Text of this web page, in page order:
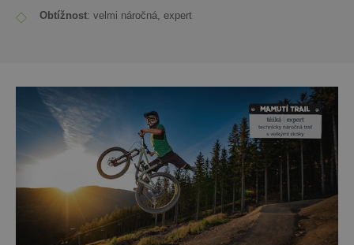
Obtížnost: velmi náročná, expert